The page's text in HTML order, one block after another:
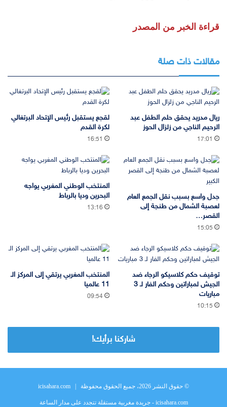
قراءة الخبر من المصدر
مقالات ذات صلة
ريال مدريد يحقق حلم الطفل عبد
الرحيم الناجي من زلزال الحوز
17:01
لقجع يستقبل رئيس الإتحاد البرتغالي
لكرة القدم
16:51
جدل واسع بسبب نقل الجمع العام
لعصبة الشمال من طنجة إلى
القصر…
15:05
المنتخب الوطني المغربي يواجه
البحرين وديا بالرباط
13:16
توقيف حكم كلاسيكو الرجاء ضد
الجيش لمباراتين وحكم الفار لـ 3
مباريات
10:15
المنتخب المغربي يرتقي إلى المركز الـ
11 عالميا
09:54
شاركنا برأيك!
© حقوق النشر 2026، جميع الحقوق محفوظة | icisahara.com
icisahara.com - جريدة مغربية مستقلة تتجدد على مدار الساعة